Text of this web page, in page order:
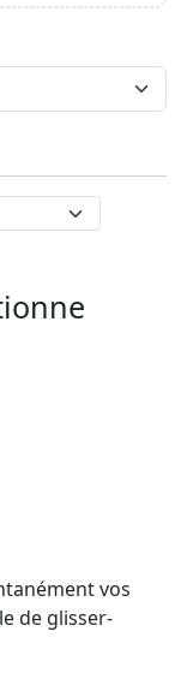
vos
de glisser-